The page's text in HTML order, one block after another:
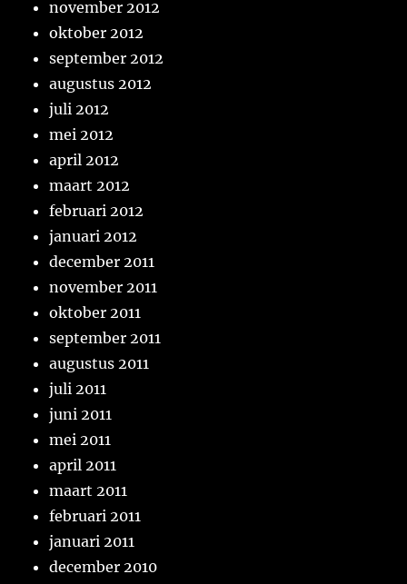
november 2012
oktober 2012
september 2012
augustus 2012
juli 2012
mei 2012
april 2012
maart 2012
februari 2012
januari 2012
december 2011
november 2011
oktober 2011
september 2011
augustus 2011
juli 2011
juni 2011
mei 2011
april 2011
maart 2011
februari 2011
januari 2011
december 2010